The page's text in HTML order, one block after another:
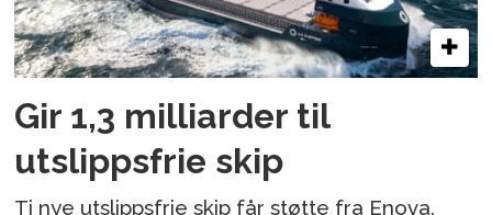
Gir 1,3 milliarder til
utslippsfrie skip
Ti nye utslippsfrie skip får støtte fra Enova.